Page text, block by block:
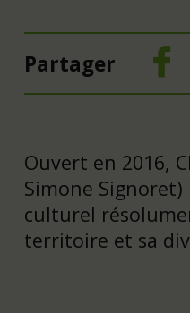
Partager
Ouvert en 2016,
Simone
culturel
territoire et sa